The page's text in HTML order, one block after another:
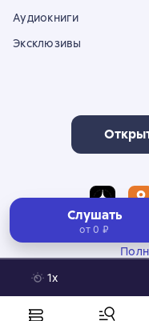
Слушать
от 0 ₽
1x
Аудиокниги
Эксклюзивы
©